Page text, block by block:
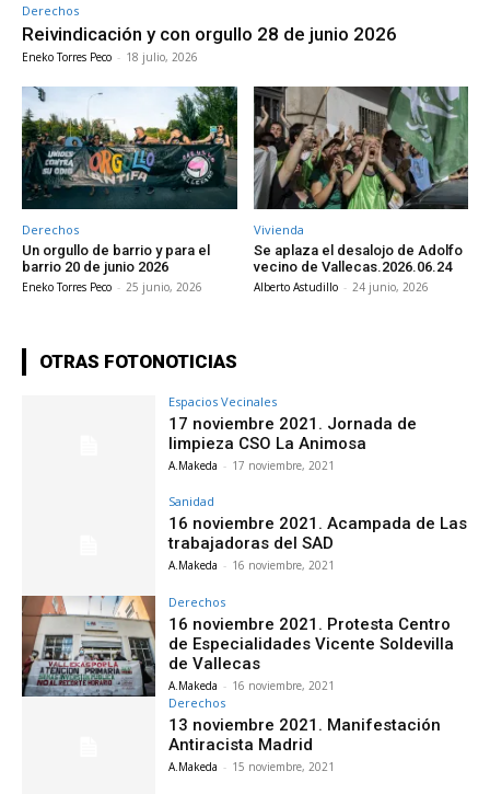
Derechos
Reivindicación y con orgullo 28 de junio 2026
Eneko Torres Peco - 18 julio, 2026
Derechos
Un orgullo de barrio y para el
barrio 20 de junio 2026
Eneko Torres Peco - 25 junio, 2026
Vivienda
Se aplaza el desalojo de Adolfo
vecino de Vallecas.2026.06.24
Alberto Astudillo - 24 junio, 2026
OTRAS FOTONOTICIAS
Espacios Vecinales
17 noviembre 2021. Jornada de
limpieza CSO La Animosa
A.Makeda - 17 noviembre, 2021
Sanidad
16 noviembre 2021. Acampada de Las
trabajadoras del SAD
A.Makeda - 16 noviembre, 2021
Derechos
16 noviembre 2021. Protesta Centro
de Especialidades Vicente Soldevilla
de Vallecas
A.Makeda - 16 noviembre, 2021
Derechos
13 noviembre 2021. Manifestación
Antiracista Madrid
A.Makeda - 15 noviembre, 2021